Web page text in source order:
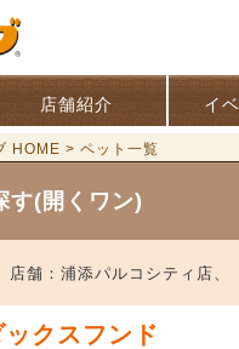
店舗紹介 イ
HOME > ペット一覧
す(開くワン)
店舗： 浦添パルコシティ店、
クスフンド